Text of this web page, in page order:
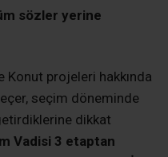
sözler yerine
projeleri hakkında
seçim döneminde
dikkat
Vadisi 3 etaptan